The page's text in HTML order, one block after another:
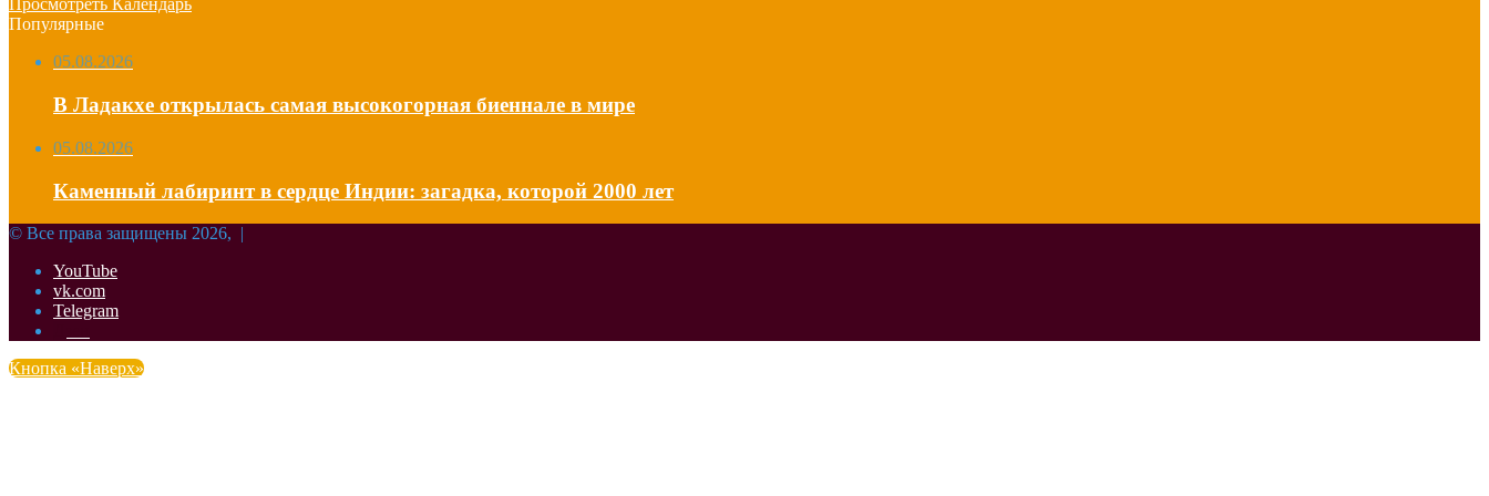
Просмотреть Календарь
Популярные
05.08.2026
В Ладакхе открылась самая высокогорная биеннале в мире
05.08.2026
Каменный лабиринт в сердце Индии: загадка, которой 2000 лет
© Все права защищены 2026, |
YouTube
vk.com
Telegram
Кнопка «Наверх»